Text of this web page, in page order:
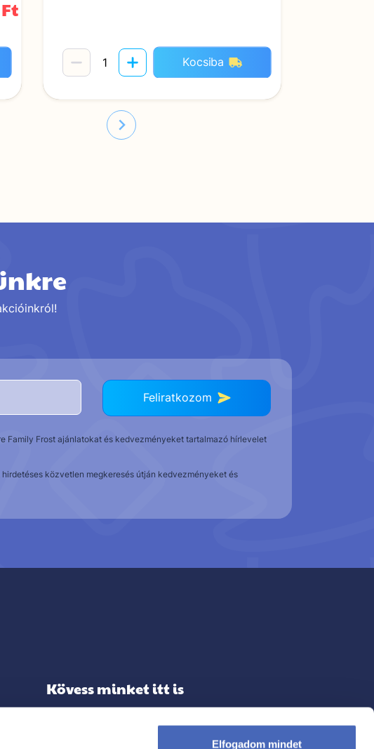
Elfogadom mindet
Kocsiba
Feliratkozom
Family Frost ajánlatokat és kedvezményeket tartalmazó hírlevelet
közvetlen megkeresés útján kedvezményeket és
Kövess minket itt is